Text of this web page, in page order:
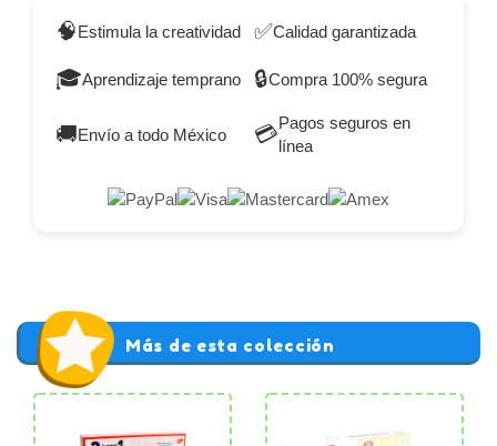
🧠Estimula la creatividad ✅Calidad garantizada
🎓Aprendizaje temprano 🔒Compra 100% segura
🚚Envío a todo México 💳Pagos seguros en
línea
Más de esta colección